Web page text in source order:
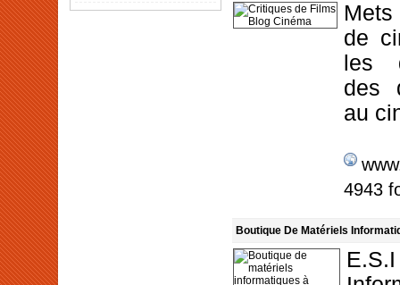
de
les
des
au
4943
Boutique De Matériels